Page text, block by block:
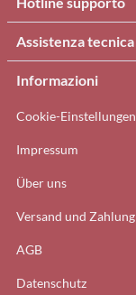
Assistenza
Informazioni
Cookie-Einstellungen
Impressum
Über uns
Versand und Zahlung
AGB
Datenschutz